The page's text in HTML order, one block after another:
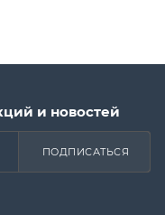
и новостей
ПОДПИСАТЬСЯ